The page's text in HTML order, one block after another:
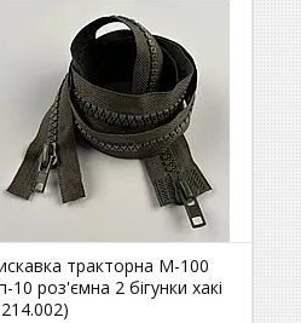
тракторна М-100
10 роз'ємна 2 бігунки хакі